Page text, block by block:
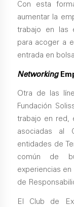
Con esta
aumentar la
trabajo en las
para acoger a
entrada en
Networking
Otra de las
Fundación
trabajo en red,
asociadas al
entidades de
común de
experiencias
de
El Club de